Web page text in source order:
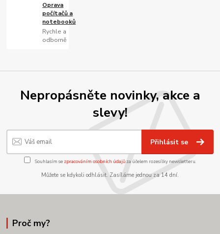
Oprava
počítačů a
notebooků
Rychle a
odborně
Nepropásněte novinky, akce a
slevy!
Přihlásit se
Souhlasím se zpracováním osobních údajůza účelem rozesílky newsletteru.
Můžete se kdykoli odhlásit. Zasíláme jednou za 14 dní.
Proč my?